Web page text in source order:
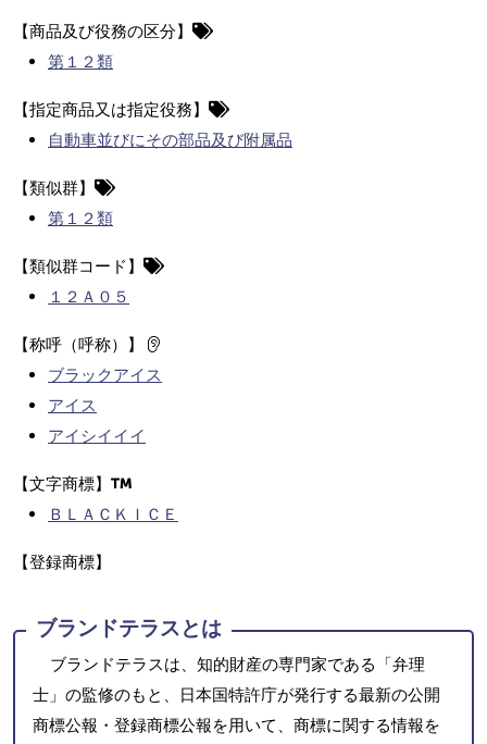
【商品及び役務の区分】
第１２類
【指定商品又は指定役務】
自動車並びにその部品及び附属品
【類似群】
第１２類
【類似群コード】
１２Ａ０５
【称呼（呼称）】
ブラックアイス
アイス
アイシイイイ
【文字商標】
ＢＬＡＣＫＩＣＥ
【登録商標】
ブランドテラスとは
ブランドテラスは、知的財産の専門家である「弁理
士」の監修のもと、日本国特許庁が発行する最新の公開
商標公報・登録商標公報を用いて、商標に関する情報を